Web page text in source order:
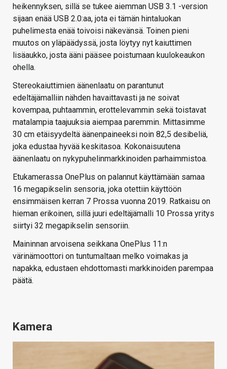
heikennyksen, sillä se tukee aiemman USB 3.1 -version
sijaan enää USB 2.0:aa, jota ei tämän hintaluokan
puhelimesta enää toivoisi näkevänsä. Toinen pieni
muutos on yläpäädyssä, josta löytyy nyt kaiuttimen
lisäaukko, josta ääni pääsee poistumaan kuulokeaukon
ohella.
Stereokaiuttimien äänenlaatu on parantunut
edeltäjämalliin nähden havaittavasti ja ne soivat
kovempaa, puhtaammin, erottelevammin sekä toistavat
matalampia taajuuksia aiempaa paremmin. Mittasimme
30 cm etäisyydeltä äänenpaineeksi noin 82,5 desibeliä,
joka edustaa hyvää keskitasoa. Kokonaisuutena
äänenlaatu on nykypuhelinmarkkinoiden parhaimmistoa.
Etukamerassa OnePlus on palannut käyttämään samaa
16 megapikselin sensoria, joka otettiin käyttöön
ensimmäisen kerran 7 Prossa vuonna 2019. Ratkaisu on
hieman erikoinen, sillä juuri edeltäjämalli 10 Prossa yritys
siirtyi 32 megapikselin sensoriin.
Maininnan arvoisena seikkana OnePlus 11:n
värinämoottori on tuntumaltaan melko voimakas ja
napakka, edustaen ehdottomasti markkinoiden parempaa
päätä.
Kamera